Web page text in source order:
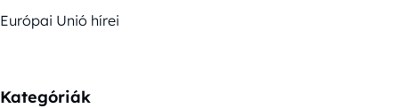
Európai Unió hírei
Kategóriák